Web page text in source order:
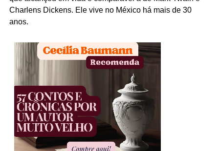
Charlens Dickens. Ele vive no México há mais de 30
anos.